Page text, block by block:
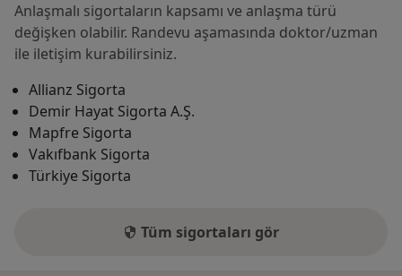
Anlaşmalı sigortaların kapsamı ve anlaşma türü
değişken olabilir. Randevu aşamasında doktor/uzman
ile iletişim kurabilirsiniz.
Allianz Sigorta
Demir Hayat Sigorta A.Ş.
Mapfre Sigorta
Vakıfbank Sigorta
Türkiye Sigorta
Tüm sigortaları gör